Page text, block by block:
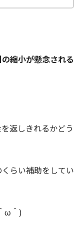
縮小が懸念される
返しきれるかどう
らい補助をしてい
ω＾)